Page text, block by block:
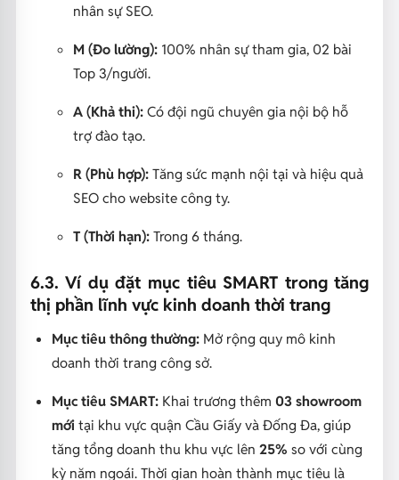
nhân sự SEO.
M (Đo lường):100% nhân sự tham gia, 02 bài
Top 3/người.
A (Khả thi):Có đội ngũ chuyên gia nội bộ hỗ
trợ đào tạo.
R (Phù hợp):Tăng sức mạnh nội tại và hiệu quả
SEO cho website công ty.
T (Thời hạn):Trong 6 tháng.
6.3. Ví dụ đặt mục tiêu SMART trong tăng
thị phần lĩnh vực kinh doanh thời trang
Mục tiêu thông thường:Mở rộng quy mô kinh
doanh thời trang công sở.
Mục tiêu SMART:Khai trương thêm 03 showroom
mớitại khu vực quận Cầu Giấy và Đống Đa, giúp
tăng tổng doanh thu khu vực lên 25% so với cùng
kỳ năm ngoái. Thời gian hoàn thành mục tiêu là